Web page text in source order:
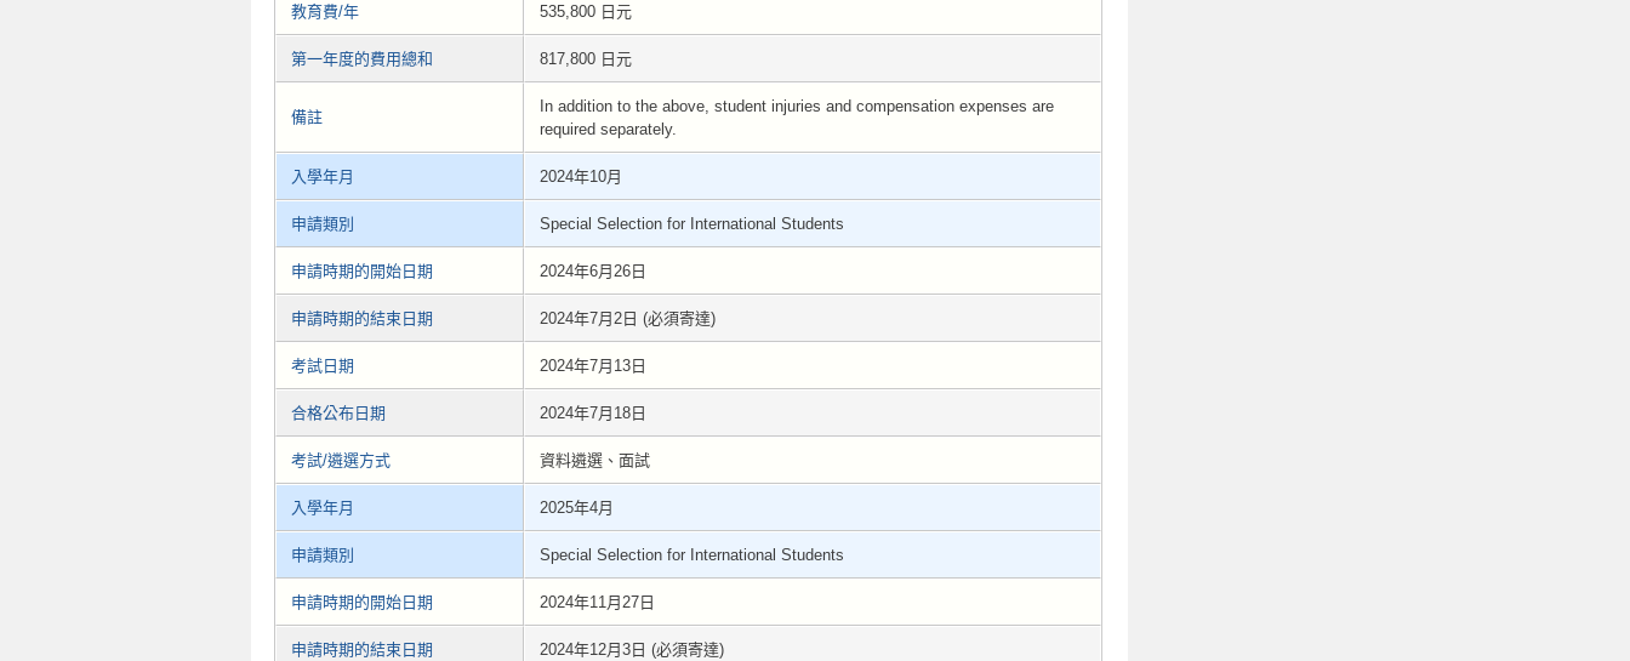
教育費/年 535,800 日元
第一年度的費用總和 817,800 日元
備註
In addition to the above, student injuries and compensation expenses are
required separately.
入學年月 2024年10月
申請類別 Special Selection for International Students
申請時期的開始日期 2024年6月26日
申請時期的結束日期 2024年7月2日 (必須寄達)
考試日期 2024年7月13日
合格公布日期 2024年7月18日
考試/遴選方式 資料遴選、面試
入學年月 2025年4月
申請類別 Special Selection for International Students
申請時期的開始日期 2024年11月27日
申請時期的結束日期 2024年12月3日 (必須寄達)